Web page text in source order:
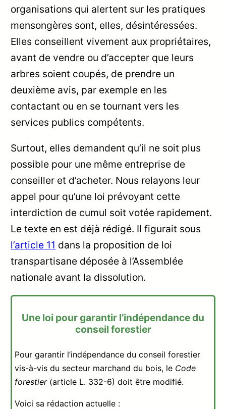
organisations qui alertent sur les pratiques
mensongères sont, elles, désintéressées.
Elles conseillent vivement aux propriétaires,
avant de vendre ou d’accepter que leurs
arbres soient coupés, de prendre un
deuxième avis, par exemple en les
contactant ou en se tournant vers les
services publics compétents.
Surtout, elles demandent qu’il ne soit plus
possible pour une même entreprise de
conseiller et d’acheter. Nous relayons leur
appel pour qu’une loi prévoyant cette
interdiction de cumul soit votée rapidement.
Le texte en est déjà rédigé. Il figurait sous
l’article 11 dans la proposition de loi
transpartisane déposée à l’Assemblée
nationale avant la dissolution.
Une loi pour garantir l’indépendance du
conseil forestier
Pour garantir l’indépendance du conseil forestier
vis-à-vis du secteur marchand du bois, le Code
forestier(article L. 332-6) doit être modifié.
Voici sa rédaction actuelle :